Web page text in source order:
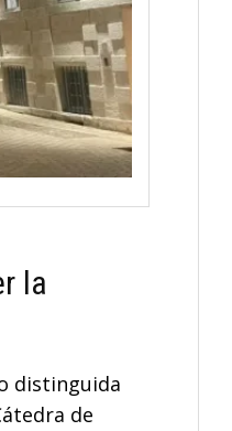
la
distinguida
de